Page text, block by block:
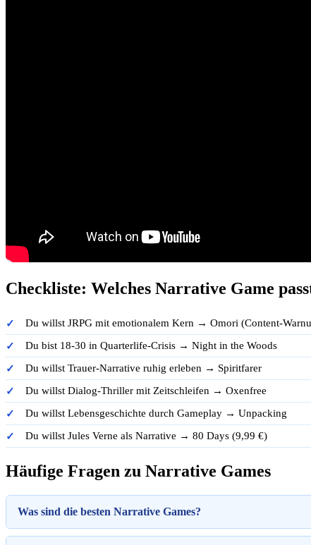
Checkliste: Welches Narrative Game
Du willst JRPG mit emotionalem Kern → Omori (Content-
Du bist 18-30 in Quarterlife-Crisis → Night in the Woods
Du willst Trauer-Narrative ruhig erleben → Spiritfarer
Du willst Dialog-Thriller mit Zeitschleifen → Oxenfree
Du willst Lebensgeschichte durch Gameplay → Unpacking
Du willst Jules Verne als Narrative → 80 Days (9,99 €)
Häufige Fragen zu Narrative Games
Was sind die besten Narrative Games?